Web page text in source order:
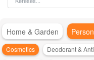
Home & Garden
Cosmetics Deodorant &